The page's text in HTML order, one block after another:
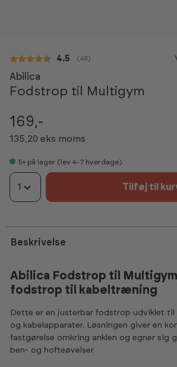
Gennemsnitlig vurdering:
4.5 ( stemmer:
49 )
Abilica
Fodstrop til Multigym
169,-
135,20 eks moms
5+ på lager (lev 4-7 hverdage)
1 Tilføj til
Beskrivelse
Abilica Fodstrop til
fodstrop til kabeltræning
Dette er en justerbar fodstrop udviklet
og kabelapparater. Løsningen giver en
fastgørelse omkring anklen og egner sig
ben- og hofteøvelser.